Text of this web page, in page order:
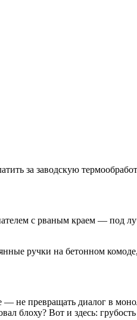
за заводскую
с рваным краем — под
ручки на бетонном
не превращать диалог в
блоху? Вот и здесь: